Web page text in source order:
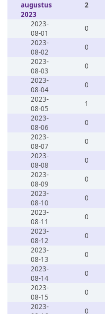
augustus
2023
2
2023-
08-01
0
2023-
08-02
0
2023-
08-03
0
2023-
08-04
0
2023-
08-05
1
2023-
08-06
0
2023-
08-07
0
2023-
08-08
0
2023-
08-09
0
2023-
08-10
0
2023-
08-11
0
2023-
08-12
0
2023-
08-13
0
2023-
08-14
0
2023-
08-15
0
2023-
0